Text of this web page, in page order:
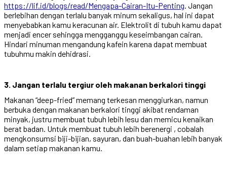
https://lif.id/blogs/read/Mengapa-Cairan-Itu-Penting. Jangan
berlebihan dengan terlalu banyak minum sekaligus, hal ini dapat
menyebabkan kamu keracunan air. Elektrolit di tubuh kamu dapat
menjadi encer sehingga mengganggu keseimbangan cairan.
Hindari minuman mengandung kafein karena dapat membuat
tubuhmu makin dehidrasi.
3. Jangan terlalu tergiur oleh makanan berkalori tinggi
Makanan “deep-fried” memang terkesan menggiurkan, namun
berbuka dengan makanan berkalori tinggi akibat rendaman
minyak, justru membuat tubuh lebih lesu dan memicu kenaikan
berat badan. Untuk membuat tubuh lebih berenergi , cobalah
mengkonsumsi biji-bijian, sayuran, dan buah-buahan lebih banyak
dalam setiap makanan kamu.